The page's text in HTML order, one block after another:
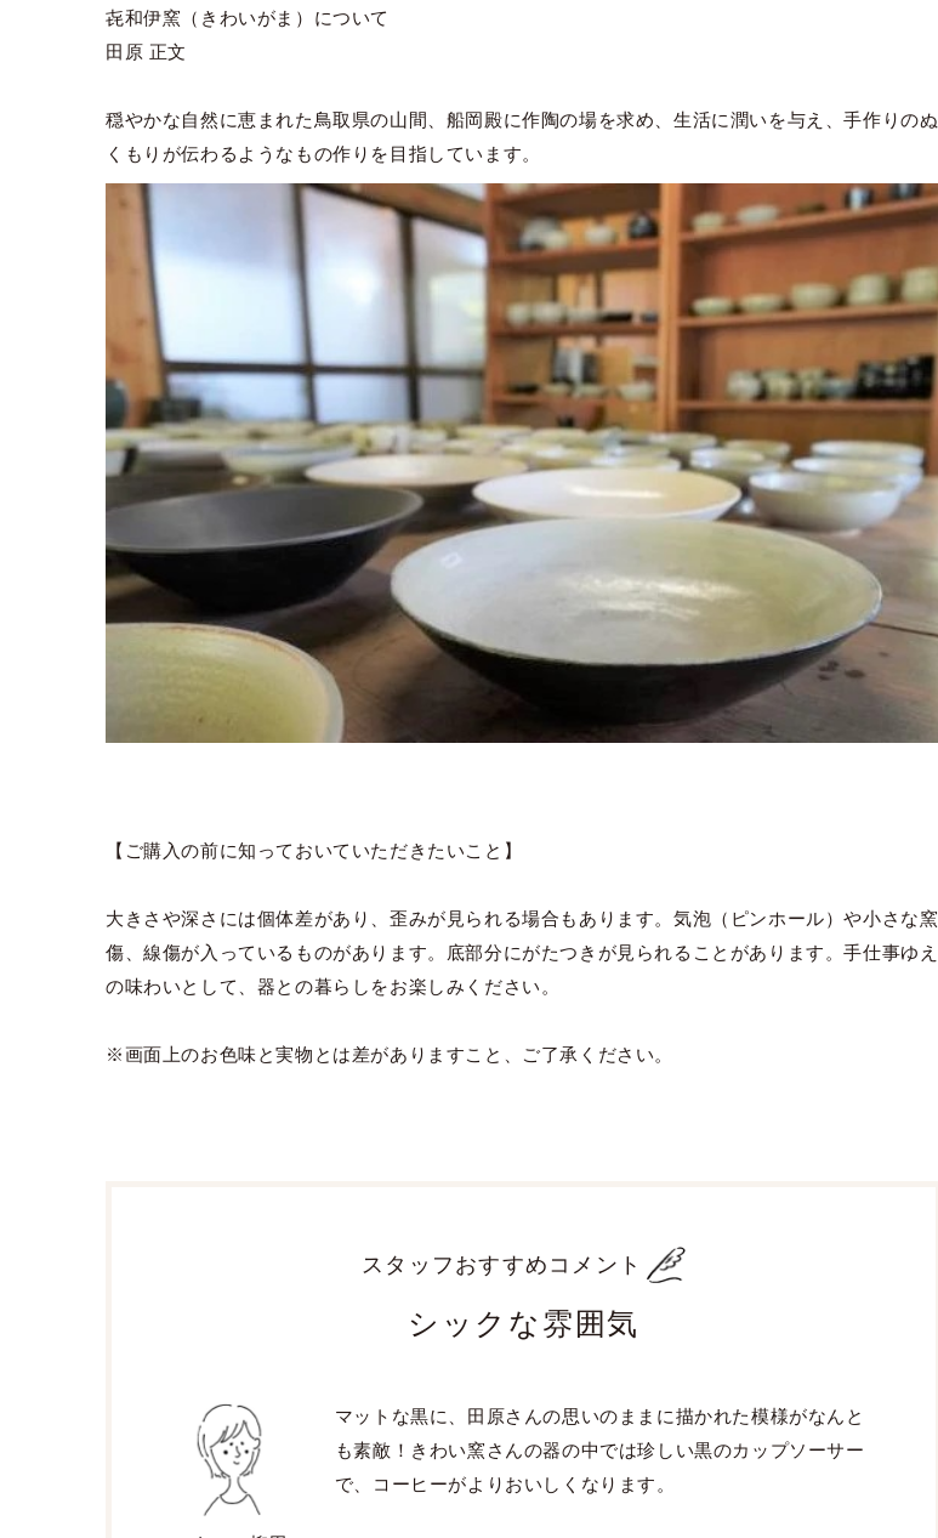
㐂和伊窯（きわいがま）について
田原 正文
穏やかな自然に恵まれた鳥取県の山間、船岡殿に作陶の場を求め、生活に潤いを与え、手作りのぬ
くもりが伝わるようなもの作りを目指しています。
【ご購入の前に知っておいていただきたいこと】
大きさや深さには個体差があり、歪みが見られる場合もあります。気泡（ピンホール）や小さな窯
傷、線傷が入っているものがあります。底部分にがたつきが見られることがあります。手仕事ゆえ
の味わいとして、器との暮らしをお楽しみください。
※画面上のお色味と実物とは差がありますこと、ご了承ください。
スタッフおすすめコメント
シックな雰囲気
マットな黒に、田原さんの思いのままに描かれた模様がなんと
も素敵！きわい窯さんの器の中では珍しい黒のカップソーサー
で、コーヒーがよりおいしくなります。